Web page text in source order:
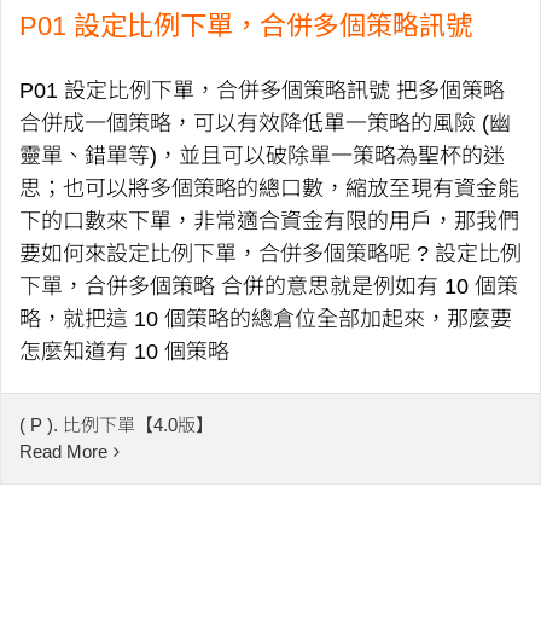
P01 設定比例下單，合併多個策略訊號
P01 設定比例下單，合併多個策略訊號 把多個策略
合併成一個策略，可以有效降低單一策略的風險 (幽
靈單、錯單等)，並且可以破除單一策略為聖杯的迷
思；也可以將多個策略的總口數，縮放至現有資金能
下的口數來下單，非常適合資金有限的用戶，那我們
要如何來設定比例下單，合併多個策略呢 ? 設定比例
下單，合併多個策略 合併的意思就是例如有 10 個策
略，就把這 10 個策略的總倉位全部加起來，那麼要
怎麼知道有 10 個策略
( P ). 比例下單【4.0版】
Read More